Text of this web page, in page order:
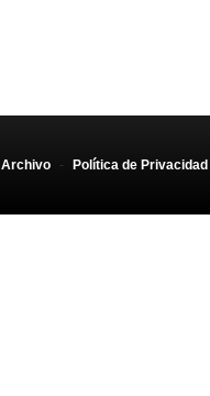
Archivo - Política de Privacidad